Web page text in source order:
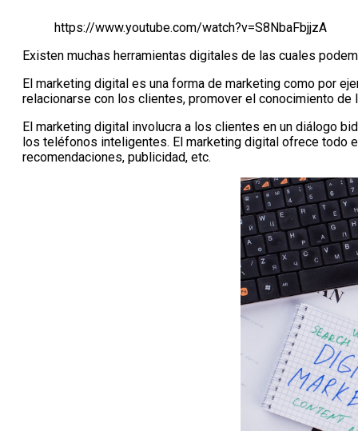
https://www.youtube.com/watch?v=S8NbaFbjjzA
Existen muchas herramientas digitales de las cuales
El marketing digital es una forma de marketing como por
relacionarse con los clientes, promover el conocimiento de
El marketing digital involucra a los clientes en un diálogo
los teléfonos inteligentes. El marketing digital ofrece todo
recomendaciones, publicidad, etc.